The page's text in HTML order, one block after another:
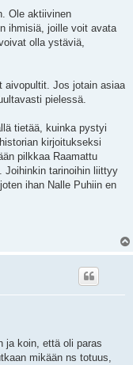
Ole aktiivinen
ihmisiä, joille voit avata
olla ystäviä,
aivopultit. Jos jotain asiaa
pielessä.
tietää, kuinka pystyi
kirjoitukseksi
pilkkaa Raamattu
Joihinkin tarinoihin liittyy
ihan Nalle Puhiin en
ja koin, että oli paras
mikään ns totuus,